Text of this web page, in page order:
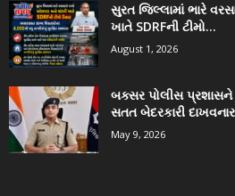
સુરત જિલ્લામાં ભારે
ખાતે SDRFની ટીમો...
August 1, 2026
બક્સર પોલીસ પ્રશાસને
સતત બેદરકારી
May 9, 2026